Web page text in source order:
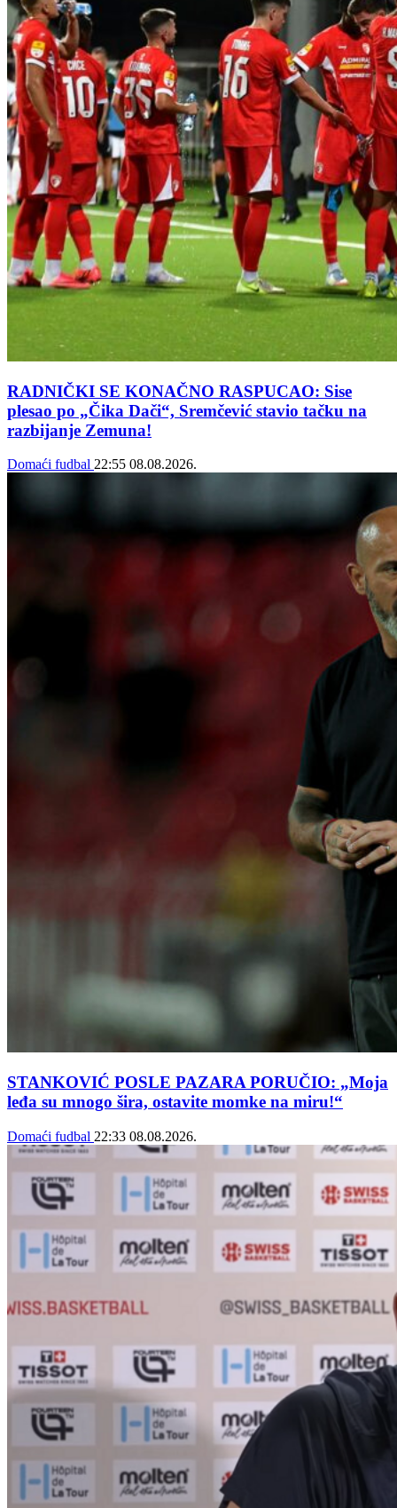
RADNIČKI SE KONAČNO RASPUCAO: Sise
plesao po „Čika Dači“, Sremčević stavio tačku na
razbijanje Zemuna!
Domaći fudbal 22:55 08.08.2026.
STANKOVIĆ POSLE PAZARA PORUČIO: „Moja
leđa su mnogo šira, ostavite momke na miru!“
Domaći fudbal 22:33 08.08.2026.